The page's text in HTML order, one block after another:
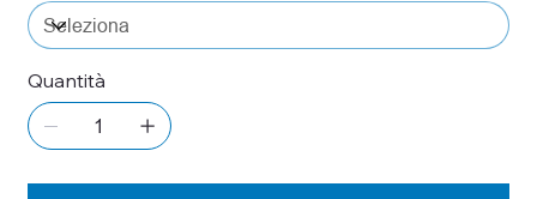
Quantità